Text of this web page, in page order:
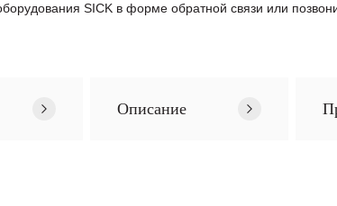
SICK в формe обратной связи или
Описание